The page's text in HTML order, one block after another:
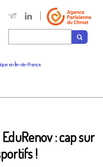
en Île-de-France
: cap sur
!